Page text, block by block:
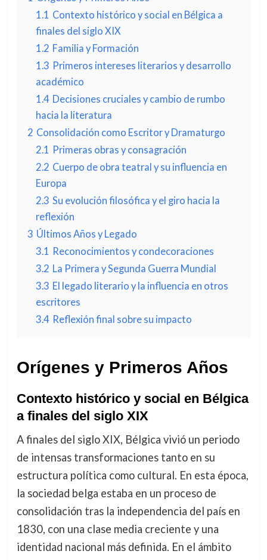
1.1 Contexto histórico y social en Bélgica a
finales del siglo XIX
1.2 Familia y Formación
1.3 Primeros intereses literarios y desarrollo
académico
1.4 Decisiones cruciales y cambio de rumbo
hacia la literatura
2 Consolidación como Escritor y Dramaturgo
2.1 Primeras obras y consagración
2.2 Cuerpo de obra teatral y su influencia en
Europa
2.3 Su evolución filosófica y el giro hacia la
reflexión
3 Últimos Años y Legado
3.1 Reconocimientos y condecoraciones
3.2 La Primera y Segunda Guerra Mundial
3.3 El legado literario y la influencia en otros
escritores
3.4 Reflexión final sobre su impacto
Orígenes y Primeros Años
Contexto histórico y social en Bélgica
a finales del siglo XIX
A finales del siglo XIX, Bélgica vivió un periodo
de intensas transformaciones tanto en su
estructura política como cultural. En esta época,
la sociedad belga estaba en un proceso de
consolidación tras la independencia del país en
1830, con una clase media creciente y una
identidad nacional más definida. En el ámbito